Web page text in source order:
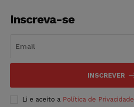
Inscreva-se
INSCREVER
Li e aceito a Política de Privacidade